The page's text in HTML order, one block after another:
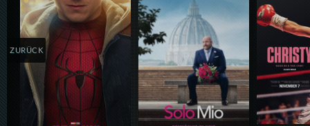
Details,Play Details,Play
ZURÜCK